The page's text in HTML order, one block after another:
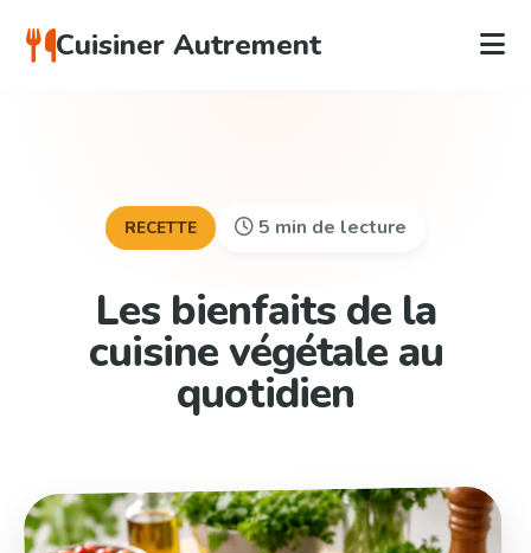
Cuisiner Autrement
RECETTE 5 min de lecture
Les bienfaits de la
cuisine végétale au
quotidien